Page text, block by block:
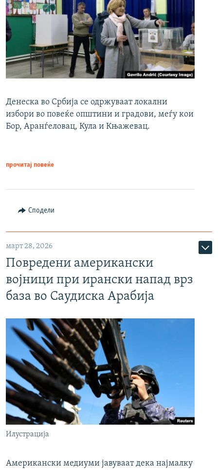
Денеска во Србија се одржуваат локални
избори во повеќе општини и градови, меѓу кои
Бор, Аранѓеловац, Кула и Књажевац.
прочитај повеќе
Сподели
март 28, 2026
Повредени американски
војници при ирански напад врз
база во Саудиска Арабија
Илустрација
Американски медиуми јавуваат дека најмалку